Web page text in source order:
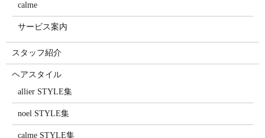
calme
サービス案内
スタッフ紹介
ヘアスタイル
allier STYLE集
noel STYLE集
calme STYLE集